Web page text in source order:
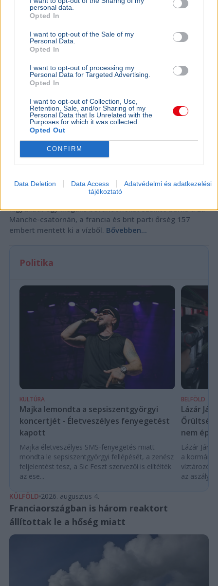
personal data.
Opted In
I want to opt-out of the Sale of my
Personal Data.
Opted In
I want to opt-out of processing my
Personal Data for Targeted Advertising.
Opted In
I want to opt-out of Collection, Use,
Retention, Sale, and/or Sharing of my
Personal Data that Is Unrelated with the
Purposes for which it was collected.
Opted Out
CONFIRM
Data Deletion Data Access
Adatvédelmi és adatkezelési
tájékoztató
KÜLFÖLD 2026. augusztus 4.
157 embert mentett ki a parti őrség egy égő
bárkából a La Manche-csatornán
Migráció
Kigyulladt egy illegális bevándorlókat szállító bárka a La
Manche-csatornán, a francia és brit parti őrség 157
embert mentett ki a vízből. Bővebben...
Politika
KULTÚRA
Majka lemondta a sepsiszentgyörgyi
koncertjét - Életveszélyes fenyegetést
kapott
Majka életveszélyes SMS-fenyegetés miatt
mondta le sepsiszentgyörgyi fellépését, a zenész
feljelentést tesz, a Sic Feszt szervezői is elítélték
az ese...
BELFÖLD
Lázár
Őrültség
nem
Lázár
a kormány
az
KÜLFÖLD 2026. augusztus 4.
Franciaországban is három reaktort
állítottak le a hőség miatt